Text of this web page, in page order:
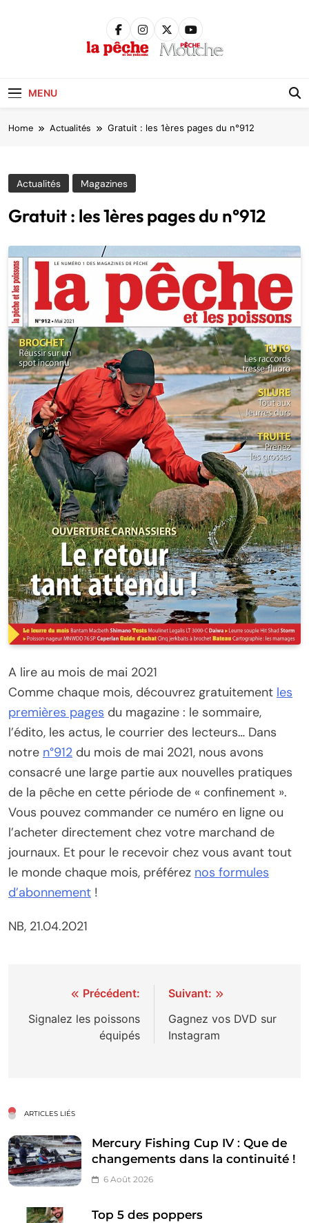
MENU
Home Actualités Gratuit : les 1ères pages du n°912
Actualités Magazines
Gratuit : les 1ères pages du n°912
A lire au mois de mai 2021
Comme chaque mois, découvrez gratuitement les
premières pages du magazine : le sommaire,
l’édito, les actus, le courrier des lecteurs… Dans
notre n°912 du mois de mai 2021, nous avons
consacré une large partie aux nouvelles pratiques
de la pêche en cette période de « confinement ».
Vous pouvez commander ce numéro en ligne ou
l’acheter directement chez votre marchand de
journaux. Et pour le recevoir chez vous avant tout
le monde chaque mois, préférez nos formules
d’abonnement !
NB, 21.04.2021
Navigation
de
Précédent:
Signalez les poissons
équipés
Suivant:
Gagnez vos DVD sur
Instagram
ARTICLES LIÉS
Mercury Fishing Cup IV : Que de
changements dans la continuité !
6 Août 2026
Top 5 des poppers